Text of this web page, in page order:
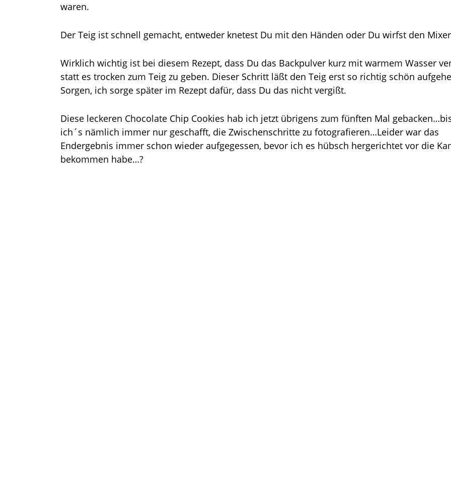
waren.
Der Teig ist schnell gemacht, entweder knetest Du mit den Händen oder Du wirfst den
Wirklich wichtig ist bei diesem Rezept, dass Du das Backpulver kurz mit warmem Wasser
statt es trocken zum Teig zu geben. Dieser Schritt läßt den Teig erst so richtig schön
Sorgen, ich sorge später im Rezept dafür, dass Du das nicht vergißt.
Diese leckeren Chocolate Chip Cookies hab ich jetzt übrigens zum fünften Mal
ich´s nämlich immer nur geschafft, die Zwischenschritte zu fotografieren…Leider war das
Endergebnis immer schon wieder aufgegessen, bevor ich es hübsch hergerichtet vor die
bekommen habe…?